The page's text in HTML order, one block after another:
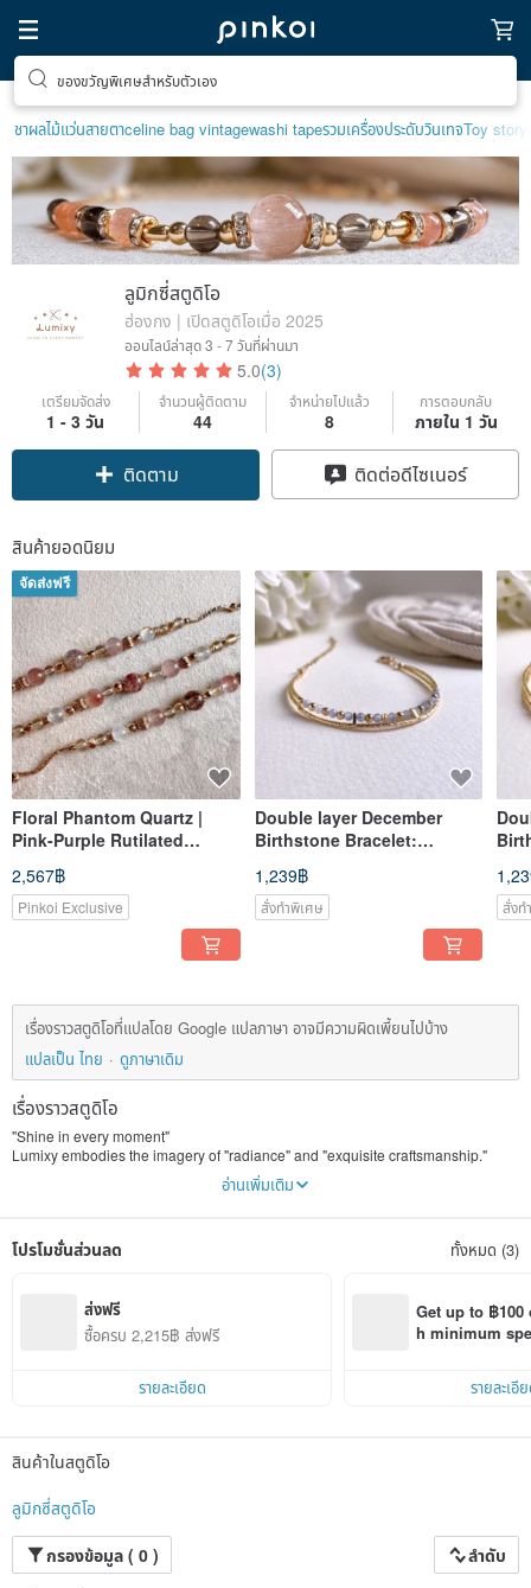
ตามหาไอเทมฮีลใจ
ชาผลไม้แว่นสายตาceline bag vintagewashi tapeรวมเครื่องประดับวินเทจToy story
ลูมิกซี่สตูดิโอ
ฮ่องกง | เปิดสตูดิโอเมื่อ 2025
ออนไลน์ล่าสุด3 - 7 วันที่ผ่านมา
5.0(3)
เตรียมจัดส่ง
1 - 3 วัน
จำนวนผู้ติดตาม
44
จำหน่ายไปแล้ว
8
การตอบกลับ
ภายใน 1 วัน
ติดตาม ติดต่อดีไซเนอร์
สินค้ายอดนิยม
จัดส่งฟรี
Floral Phantom Quartz |
Pink-Purple Rutilated
Quartz | Madagascar
Moonstone | Citrine |
Attracts Wealth & Helpful
2,567฿
Pinkoi Exclusive
Double layer December
Birthstone Bracelet:
Tanzanite , 14k Gold-Filled
1,239฿
สั่งทำพิเศษ สั่งท
เรื่องราวสตูดิโอที่แปลโดย Google แปลภาษา อาจมีความผิดเพี้ยนไปบ้าง
แปลเป็น ไทย
ดูภาษาเดิม
เรื่องราวสตูดิโอ
"Shine in every moment"
Lumixy embodies the imagery of "radiance" and "exquisite craftsmanship."
It symbolizes that every piece of jewelry shines like light.
Each piece of jewelry should radiate a different color and luster.
Jewelry is not just an adornment, but also a vessel for emotions and stories.
of jewelry are integrated into daily life.
Be a witness to every important moment.
Whether it's the simple elegance for everyday wear or the glamorous flair for
Each piece from Guangtiege speaks a unique aesthetic language.
pieces.
Through exquisite, beautiful, and sophisticated pieces,
Not overly flamboyant, but with touches of personal style, it heals the soul.
◌ Natural stone design jewelry
Small-sized natural stones
𝐇𝐨𝐧𝐠 𝐊𝐨𝐧𝐠 𝐃𝐞𝐬𝐢𝐠𝐧 | 𝐇𝐚𝐧𝐝𝐦𝐚𝐝𝐞 𝐒𝐭𝐮𝐝𝐢𝐨
อ่านเพิ่มเติม
โปรโมชั่นส่วนลด ทั้งหมด (3)
ส่งฟรี
ซื้อครบ 2,215฿ ส่งฟรี
รายละเอียด
Get up to ฿
h minimum
รายละเอี
สินค้าในสตูดิโอ
ลูมิกซี่สตูดิโอ
กรองข้อมูล ( 0 )
ลำดับ